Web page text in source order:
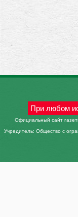
При любом
Официальный сайт
Учредитель: Общество с